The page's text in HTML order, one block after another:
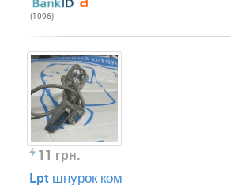
(1096)
11 грн.
Lpt шнурок ком